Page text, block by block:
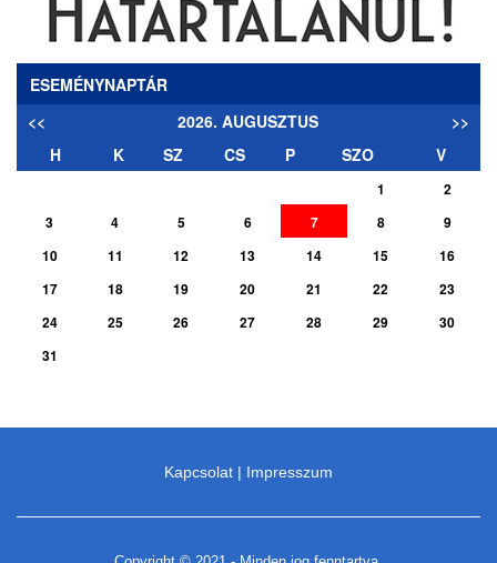
ESEMÉNYNAPTÁR
<<
2026. AUGUSZTUS
>>
H
K SZ CS P SZO V
1
2
3
4 5 6 7 8
9
10
11 12 13 14 15
16
17
18 19 20 21 22
23
24
25 26 27 28 29
30
31
Kapcsolat | Impresszum